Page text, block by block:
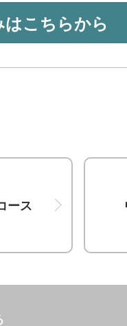
はこちらから
ース